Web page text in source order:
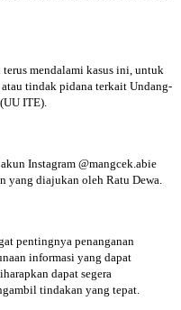
mendalami kasus ini, untuk
tindak pidana terkait Undang-
ITE).
Instagram @mangcek.abie
yang diajukan oleh Ratu Dewa.
pentingnya penanganan
informasi yang dapat
dapat segera
tindakan yang tepat.